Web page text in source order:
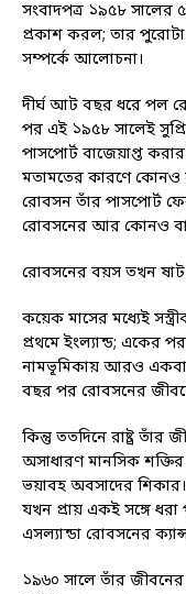
সংবাদপত্র ১৯৫৮ সালের
প্রকাশ করল; তার
সম্পর্কে আলোচনা।
দীর্ঘ আট বছর ধরে পল
পর এই ১৯৫৮ সালেই
পাসপোর্ট বাজেয়াপ্ত
মতামতের কারণে কোনও
রোবসন তাঁর পাসপোর্ট
রোবসনের আর কোনও
রোবসনের বয়স তখন
কয়েক মাসের মধ্যেই
প্রথমে ইংল্যান্ড; একের
নামভূমিকায় আরও
বছর পর রোবসনের
কিন্তু ততদিনে রাষ্ট্র
অসাধারণ মানসিক
ভয়াবহ অবসাদের
যখন প্রায় একই সঙ্গে ধরা
এসল্যান্ডা রোবসনের
১৯৬০ সালে তাঁর